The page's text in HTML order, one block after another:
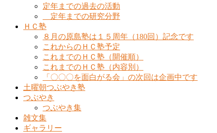
定年までの過去の活動
定年までの研究分野
ＨＣ塾
８月の原島塾は１５周年（180回）記念です
これからのＨＣ塾予定
これまでのＨＣ塾（開催順）
これまでのＨＣ塾（内容別）
「〇〇〇を面白がる会」の次回は企画中です
土曜朝つぶやき塾
つぶやき
つぶやき集
雑文集
ギャラリー